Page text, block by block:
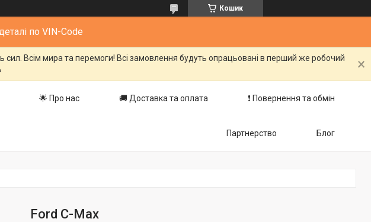
Кошик
по VIN-Code
Всім мира та перемоги! Всі замовлення будуть опрацьовані в перший же робочий
🌟 Про нас 🚚 Доставка та оплата ❗️ Повернення та обмін
Партнерство Блог
Ford C-Max